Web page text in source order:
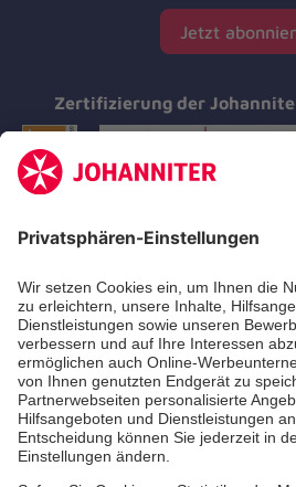
Jetzt
Zertifizierung der
Aus- &
Erste-Hilfe-
Jobs &